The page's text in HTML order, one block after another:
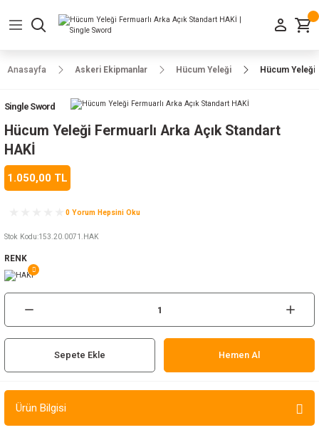
Geri Dön
Geri Dön
Geri Dön
Geri Dön
Geri Dön
Geri Dön
Geri Dön
Anasayfa Askeri Ekipmanlar Hücum Yeleği Hücum Yeleği
Single Sword
Hücum Yeleği Fermuarlı Arka Açık Standart
HAKİ
1.050,00 TL
0 Yorum Hepsini Oku
Stok Kodu:153.20.0071.HAK
RENK
Sepete Ekle Hemen Al
Ürün Bilgisi